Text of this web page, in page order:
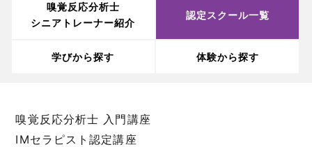
嗅覚反応分析士
シニアトレーナー紹介
認定スクール一覧
学びから探す 体験から探す
嗅覚反応分析士 入門講座
IMセラピスト認定講座